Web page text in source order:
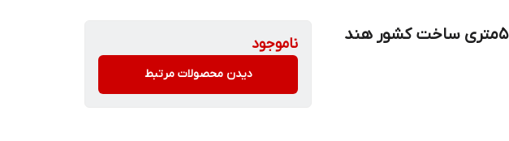
متر رشته ای فلزی 50متری ساخت کشور هند
ناموجود
دیدن محصولات مرتبط